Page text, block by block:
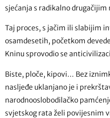
sjećanja s radikalno
Taj proces, s jačim ili slabijim
osamdesetih, početkom
Kninu sprovodio se
Biste, ploče, kipovi… Bez
nasljeđe uklanjano je i
narodnooslobodilačko
svjetskog rata želi povijesnim